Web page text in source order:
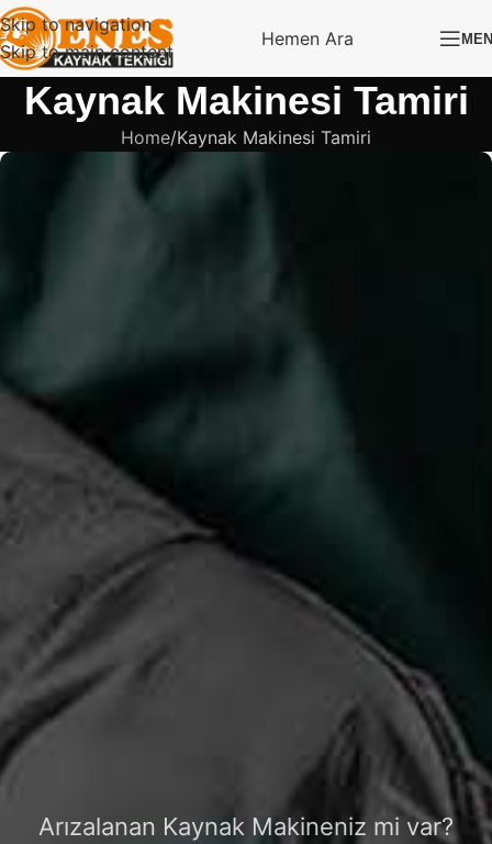
Skip to navigation
Skip to main content
Hemen Ara
Kaynak Makinesi Tamiri
Home Kaynak Makinesi Tamiri
Arızalanan Kaynak Makineniz mi var?